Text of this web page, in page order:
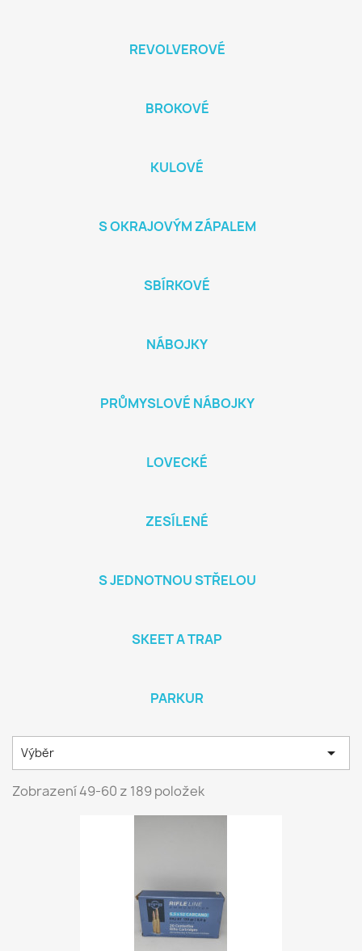
REVOLVEROVÉ
BROKOVÉ
KULOVÉ
S OKRAJOVÝM ZÁPALEM
SBÍRKOVÉ
NÁBOJKY
PRŮMYSLOVÉ NÁBOJKY
LOVECKÉ
ZESÍLENÉ
S JEDNOTNOU STŘELOU
SKEET A TRAP
PARKUR
Výběr 
Zobrazení 49-60 z 189 položek